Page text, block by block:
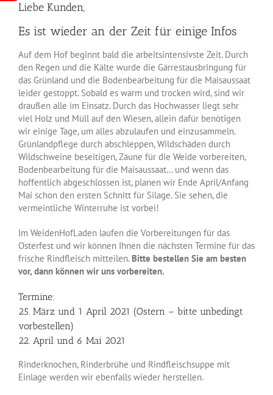
Liebe Kunden,
Es ist wieder an der Zeit für einige Infos
Auf dem Hof beginnt bald die arbeitsintensivste Zeit. Durch
den Regen und die Kälte wurde die Gärrestausbringung für
das Grünland und die Bodenbearbeitung für die Maisaussaat
leider gestoppt. Sobald es warm und trocken wird, sind wir
draußen alle im Einsatz. Durch das Hochwasser liegt sehr
viel Holz und Müll auf den Wiesen, allein dafür benötigen
wir einige Tage, um alles abzulaufen und einzusammeln.
Grünlandpflege durch abschleppen, Wildschäden durch
Wildschweine beseitigen, Zäune für die Weide vorbereiten,
Bodenbearbeitung für die Maisaussaat… und wenn das
hoffentlich abgeschlossen ist, planen wir Ende April/Anfang
Mai schon den ersten Schnitt für Silage. Sie sehen, die
vermeintliche Winterruhe ist vorbei!
Im WeidenHofLaden laufen die Vorbereitungen für das
Osterfest und wir können Ihnen die nächsten Termine für das
frische Rindfleisch mitteilen. Bitte bestellen Sie am besten
vor, dann können wir uns vorbereiten.
Termine:
25. März und 1 April 2021 (Ostern – bitte unbedingt
vorbestellen)
22. April und 6 Mai 2021
Rinderknochen, Rinderbrühe und Rindfleischsuppe mit
Einlage werden wir ebenfalls wieder herstellen.